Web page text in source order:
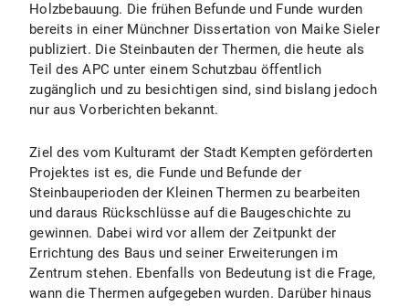
Holzbebauung. Die frühen Befunde und Funde wurden
bereits in einer Münchner Dissertation von Maike Sieler
publiziert. Die Steinbauten der Thermen, die heute als
Teil des APC unter einem Schutzbau öffentlich
zugänglich und zu besichtigen sind, sind bislang jedoch
nur aus Vorberichten bekannt.
Ziel des vom Kulturamt der Stadt Kempten geförderten
Projektes ist es, die Funde und Befunde der
Steinbauperioden der Kleinen Thermen zu bearbeiten
und daraus Rückschlüsse auf die Baugeschichte zu
gewinnen. Dabei wird vor allem der Zeitpunkt der
Errichtung des Baus und seiner Erweiterungen im
Zentrum stehen. Ebenfalls von Bedeutung ist die Frage,
wann die Thermen aufgegeben wurden. Darüber hinaus